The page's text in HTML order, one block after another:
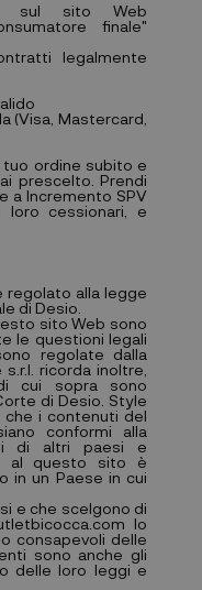
sul sito Web
finale"
legalmente
(Visa, Mastercard,
tuo ordine subito e
prescelto. Prendi
a Incremento SPV
cessionari, e
regolato alla legge
di Desio.
sito Web sono
le questioni legali
regolate dalla
ricorda inoltre,
cui sopra sono
di Desio. Style
che i contenuti del
conformi alla
di altri paesi e
al questo sito è
in un Paese in cui
e che scelgono di
lo
consapevoli delle
sono anche gli
delle loro leggi e